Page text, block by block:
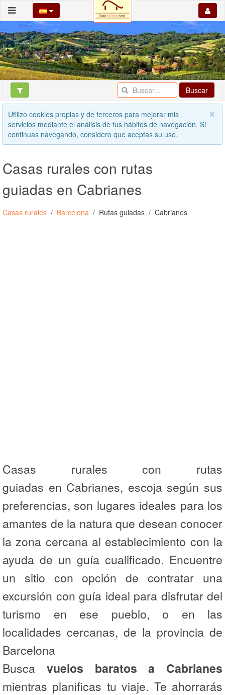
Buscar
Utilizo cookies propias y de terceros para mejorar mis
servicios mediante el análisis de tus hábitos de navegación. Si
continuas navegando, considero que aceptas su uso.
Casas rurales con rutas
guiadas en Cabrianes
Casas rurales Barcelona Rutas guiadas Cabrianes
Casas rurales con rutas
guiadas en Cabrianes, escoja según sus
preferencias, son lugares ideales para los
amantes de la natura que desean conocer
la zona cercana al establecimiento con la
ayuda de un guía cualificado. Encuentre
un sitio con opción de contratar una
excursión con guía ideal para disfrutar del
turismo en ese pueblo, o en las
localidades cercanas, de la provincia de
Barcelona
Busca vuelos baratos a Cabrianes
mientras planificas tu viaje. Te ahorrarás